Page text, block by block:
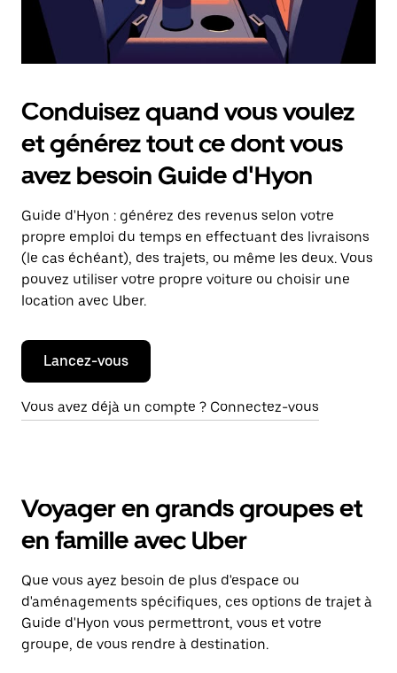
Conduisez quand vous voulez
et générez tout ce dont vous
avez besoin Guide d'Hyon
Guide d'Hyon : générez des revenus selon votre
propre emploi du temps en effectuant des livraisons
(le cas échéant), des trajets, ou même les deux. Vous
pouvez utiliser votre propre voiture ou choisir une
location avec Uber.
Lancez-vous
Vous avez déjà un compte ? Connectez-vous
Voyager en grands groupes et
en famille avec Uber
Que vous ayez besoin de plus d'espace ou
d'aménagements spécifiques, ces options de trajet à
Guide d'Hyon vous permettront, vous et votre
groupe, de vous rendre à destination.